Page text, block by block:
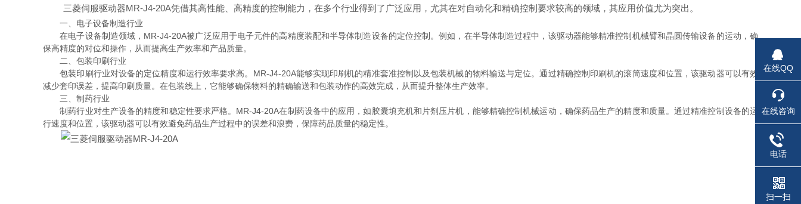
三菱伺服驱动器MR-J4-20A凭借其高性能、高精度的控制能力，在多个行业得到了广泛应用，尤其在对自动化和精确控制要求较高的领域，其应用价值尤为突出。
一、电子设备制造行业
在电子设备制造领域，MR-J4-20A被广泛应用于电子元件的高精度装配和半导体制造设备的定位控制。例如，在半导体制造过程中，该驱动器能够精准控制机械臂和晶圆传输设备的运动，确
保高精度的对位和操作，从而提高生产效率和产品质量。
二、包装印刷行业
包装印刷行业对设备的定位精度和运行效率要求高。MR-J4-20A能够实现印刷机的精准套准控制以及包装机械的物料输送与定位。通过精确控制印刷机的滚筒速度和位置，该驱动器可以有效
减少套印误差，提高印刷质量。在包装线上，它能够确保物料的精确输送和包装动作的高效完成，从而提升整体生产效率。
三、制药行业
制药行业对生产设备的精度和稳定性要求严格。MR-J4-20A在制药设备中的应用，如胶囊填充机和片剂压片机，能够精确控制机械运动，确保药品生产的精度和质量。通过精准控制设备的运
行速度和位置，该驱动器可以有效避免药品生产过程中的误差和浪费，保障药品质量的稳定性。
在线QQ
在线咨询
电话
扫一扫